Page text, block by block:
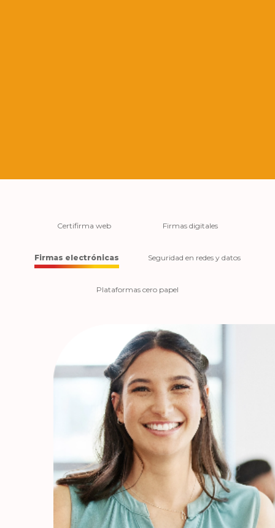
Certifirma web Firmas digitales
Firmas electrónicas Seguridad en redes y datos
Plataformas cero papel